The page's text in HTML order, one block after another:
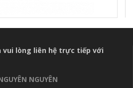
vui lòng liên hệ trực tiếp với
NGUYÊN